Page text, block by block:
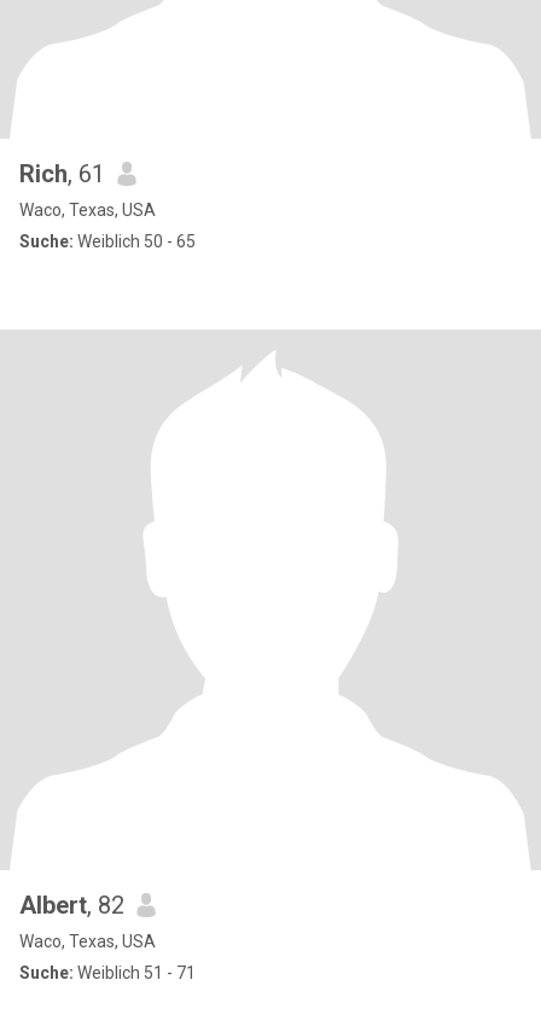
Rich, 61
Waco, Texas, USA
Suche: Weiblich 50 - 65
Albert, 82
Waco, Texas, USA
Suche: Weiblich 51 - 71